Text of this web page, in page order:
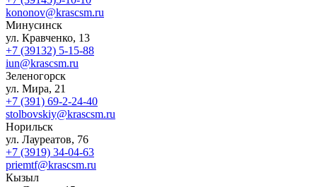
kononov@krascsm.ru
Минусинск
ул. Кравченко, 13
+7 (39132) 5-15-88
iun@krascsm.ru
Зеленогорск
ул. Мира, 21
+7 (391) 69-2-24-40
stolbovskiy@krascsm.ru
Норильск
ул. Лауреатов, 76
+7 (3919) 34-04-63
priemtf@krascsm.ru
Кызыл